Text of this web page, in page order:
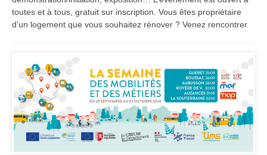
toutes et à tous, gratuit sur inscription. Vous êtes propriétaire
d’un logement que vous souhaitez rénover ? Venez rencontrer